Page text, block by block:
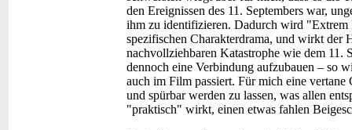
den Ereignissen des 11. Septembers war,
ihm zu identifizieren. Dadurch wird "Extrem
spezifischen Charakterdrama, und wirkt der
nachvollziehbaren Katastrophe wie dem 11.
dennoch eine Verbindung aufzubauen – so
auch im Film passiert. Für mich eine vertane
und spürbar werden zu lassen, was allen
"praktisch" wirkt, einen etwas fahlen